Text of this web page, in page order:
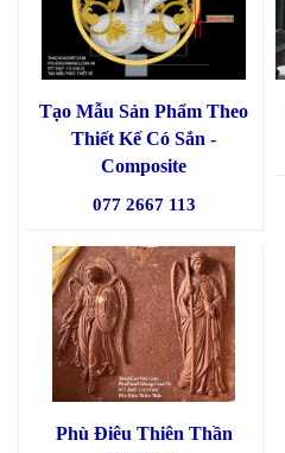
Tạo Mẫu Sản Phẩm Theo
Thiết Kế Có Sắn -
Composite
077 2667 113
Phù Điêu Thiên Thần